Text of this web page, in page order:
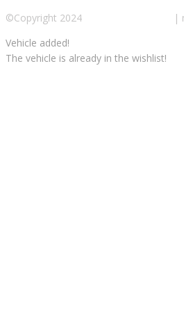
©Copyright 2024
|
Vehicle added!
The vehicle is already in the wishlist!